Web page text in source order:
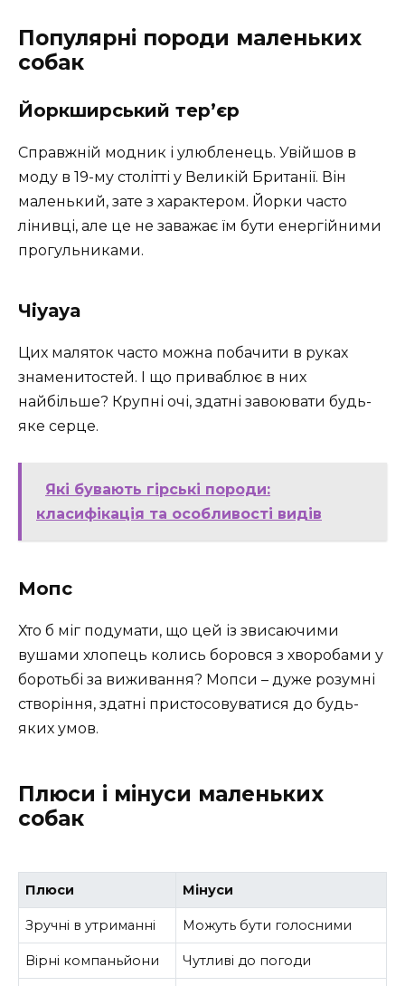
Популярні породи маленьких
собак
Йоркширський тер’єр
Справжній модник і улюбленець. Увійшов в
моду в 19-му столітті у Великій Британії. Він
маленький, зате з характером. Йорки часто
лінивці, але це не заважає їм бути енергійними
прогульниками.
Чіуауа
Цих маляток часто можна побачити в руках
знаменитостей. І що приваблює в них
найбільше? Крупні очі, здатні завоювати будь-
яке серце.
Які бувають гірські породи:
класифікація та особливості видів
Мопс
Хто б міг подумати, що цей із звисаючими
вушами хлопець колись боровся з хворобами у
боротьбі за виживання? Мопси – дуже розумні
створіння, здатні пристосовуватися до будь-
яких умов.
Плюси і мінуси маленьких
собак
Плюси Мінуси
Зручні в утриманні Можуть бути голосними
Вірні компаньйони Чутливі до погоди